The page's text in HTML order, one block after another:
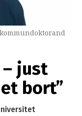
– just
bort”